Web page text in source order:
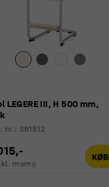
LEGERE III, H 500 mm,
nr. : 361512
moms
KØB